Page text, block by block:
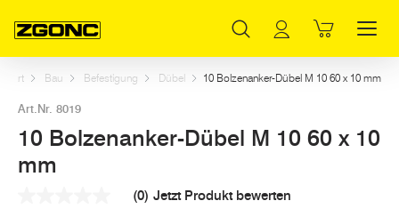
Start Bau Befestigung Dübel 10 Bolzenanker-Dübel M 10 60 x 10 mm
Art.Nr. 8019
10 Bolzenanker-Dübel M 10 60 x 10
mm
(0) Jetzt Produkt bewerten